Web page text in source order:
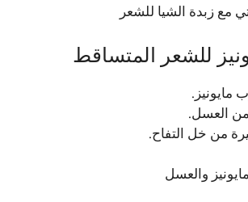
مع زبدة الشيا للشعر
للشعر المتساقط
العسل.
من خل التفاح.
والعسل